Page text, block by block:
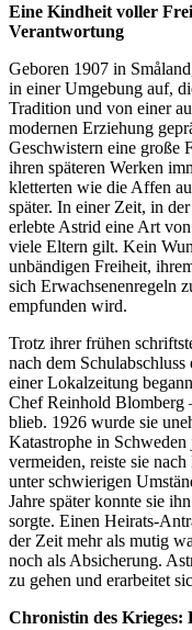
Eine Kindheit voller
Verantwortung
Geboren 1907 in
in einer Umgebung auf,
Tradition und von einer
modernen Erziehung
Geschwistern eine große
ihren späteren Werken
kletterten wie die Affen
später. In einer Zeit, in
erlebte Astrid eine Art
viele Eltern gilt. Kein
unbändigen Freiheit,
sich Erwachsenenregeln
empfunden wird.
Trotz ihrer frühen
nach dem
einer Lokalzeitung
Chef Reinhold Blomberg
blieb. 1926 wurde sie
Katastrophe in
vermeiden, reiste sie
unter schwierigen
Jahre später konnte sie
sorgte. Einen Heirats-
der Zeit mehr als mutig
noch als Absicherung.
zu gehen und erarbeitet
Chronistin des Krieges: